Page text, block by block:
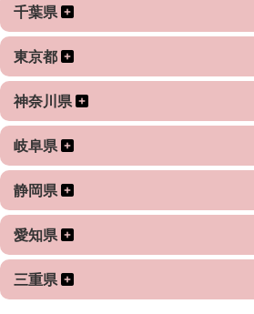
千葉県
東京都
神奈川県
岐阜県
静岡県
愛知県
三重県